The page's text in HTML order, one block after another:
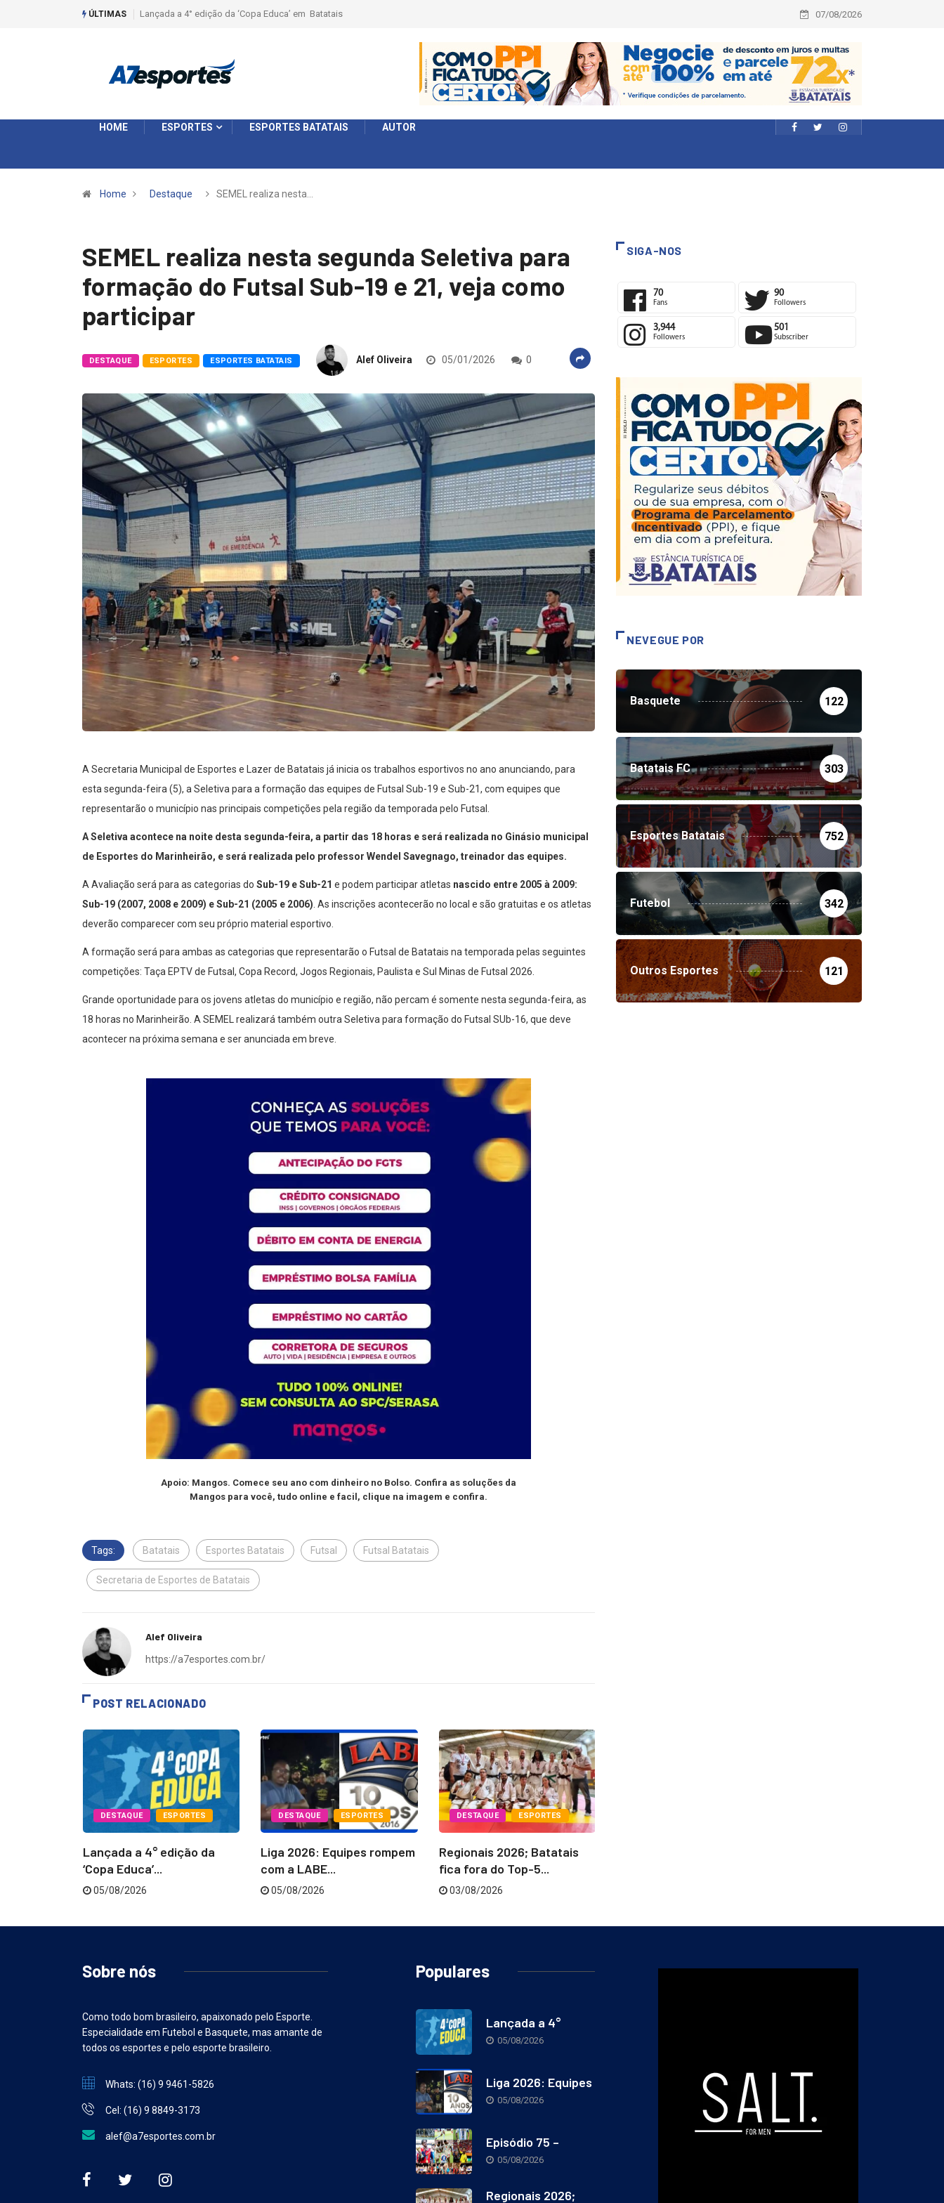
ÚLTIMAS
da ‘Copa Educa’ em BatataisLiga 2026: Equipes rompem com a LABE na Série
07/08/2026
HOME ESPORTES ESPORTES BATATAIS AUTOR
Home Destaque SEMEL realiza nesta…
SEMEL realiza nesta segunda Seletiva para
formação do Futsal Sub-19 e 21, veja como
participar
DESTAQUE ESPORTES ESPORTES BATATAIS Alef Oliveira 05/01/2026 0
A Secretaria Municipal de Esportes e Lazer de Batatais já inicia os trabalhos esportivos no ano anunciando, para
esta segunda-feira (5), a Seletiva para a formação das equipes de Futsal Sub-19 e Sub-21, com equipes que
representarão o município nas principais competições pela região da temporada pelo Futsal.
A Seletiva acontece na noite desta segunda-feira, a partir das 18 horas e será realizada no Ginásio municipal
de Esportes do Marinheirão, e será realizada pelo professor Wendel Savegnago, treinador das equipes.
A Avaliação será para as categorias do Sub-19 e Sub-21 e podem participar atletas nascido entre 2005 à 2009:
Sub-19 (2007, 2008 e 2009) e Sub-21 (2005 e 2006). As inscrições acontecerão no local e são gratuitas e os atletas
deverão comparecer com seu próprio material esportivo.
A formação será para ambas as categorias que representarão o Futsal de Batatais na temporada pelas seguintes
competições: Taça EPTV de Futsal, Copa Record, Jogos Regionais, Paulista e Sul Minas de Futsal 2026.
Grande oportunidade para os jovens atletas do município e região, não percam é somente nesta segunda-feira, as
18 horas no Marinheirão. A SEMEL realizará também outra Seletiva para formação do Futsal SUb-16, que deve
acontecer na próxima semana e ser anunciada em breve.
Apoio: Mangos. Comece seu ano com dinheiro no Bolso. Confira as soluções da
Mangos para você, tudo online e facil, clique na imagem e confira.
Tags: Batatais Esportes Batatais Futsal Futsal Batatais
Secretaria de Esportes de Batatais
Alef Oliveira
https://a7esportes.com.br/
POST RELACIONADO
DESTAQUE ESPORTES
Lançada a 4° edição da
‘Copa Educa’...
05/08/2026
DESTAQUE ESPORTES
Liga 2026: Equipes rompem
com a LABE...
05/08/2026
DESTAQUE ESPORTES
Regionais 2026; Batatais
fica fora do Top-5...
03/08/2026
SIGA-NOS
70
Fans
90
Followers
3,944
Followers
501
Subscriber
NEVEGUE POR
Basquete 122
Batatais FC 303
Esportes Batatais 752
Futebol 342
Outros Esportes 121
Sobre nós
Como todo bom brasileiro, apaixonado pelo Esporte.
Especialidade em Futebol e Basquete, mas amante de
todos os esportes e pelo esporte brasileiro.
Whats: (16) 9 9461-5826
Cel: (16) 9 8849-3173
alef@a7esportes.com.br
Populares
Lançada a 4°
05/08/2026
Liga 2026: Equipes
05/08/2026
Episódio 75 –
05/08/2026
Regionais 2026;